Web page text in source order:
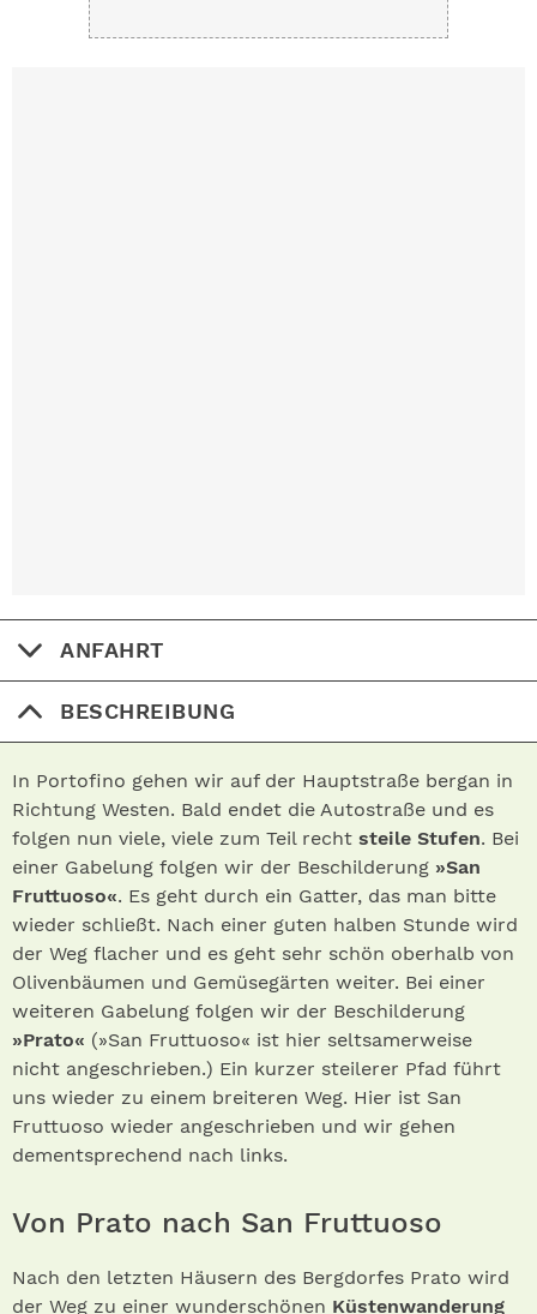
ANFAHRT
BESCHREIBUNG
In Portofino gehen wir auf der Hauptstraße bergan in
Richtung Westen. Bald endet die Autostraße und es
folgen nun viele, viele zum Teil recht steile Stufen. Bei
einer Gabelung folgen wir der Beschilderung »San
Fruttuoso«. Es geht durch ein Gatter, das man bitte
wieder schließt. Nach einer guten halben Stunde wird
der Weg flacher und es geht sehr schön oberhalb von
Olivenbäumen und Gemüsegärten weiter. Bei einer
weiteren Gabelung folgen wir der Beschilderung
»Prato« (»San Fruttuoso« ist hier seltsamerweise
nicht angeschrieben.) Ein kurzer steilerer Pfad führt
uns wieder zu einem breiteren Weg. Hier ist San
Fruttuoso wieder angeschrieben und wir gehen
dementsprechend nach links.
Von Prato nach San Fruttuoso
Nach den letzten Häusern des Bergdorfes Prato wird
der Weg zu einer wunderschönen Küstenwanderung